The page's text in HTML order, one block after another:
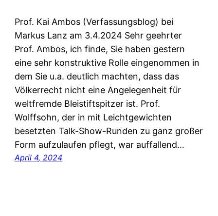
Prof. Kai Ambos (Verfassungsblog) bei
Markus Lanz am 3.4.2024 Sehr geehrter
Prof. Ambos, ich finde, Sie haben gestern
eine sehr konstruktive Rolle eingenommen in
dem Sie u.a. deutlich machten, dass das
Völkerrecht nicht eine Angelegenheit für
weltfremde Bleistiftspitzer ist. Prof.
Wolffsohn, der in mit Leichtgewichten
besetzten Talk-Show-Runden zu ganz großer
Form aufzulaufen pflegt, war auffallend…
April 4, 2024